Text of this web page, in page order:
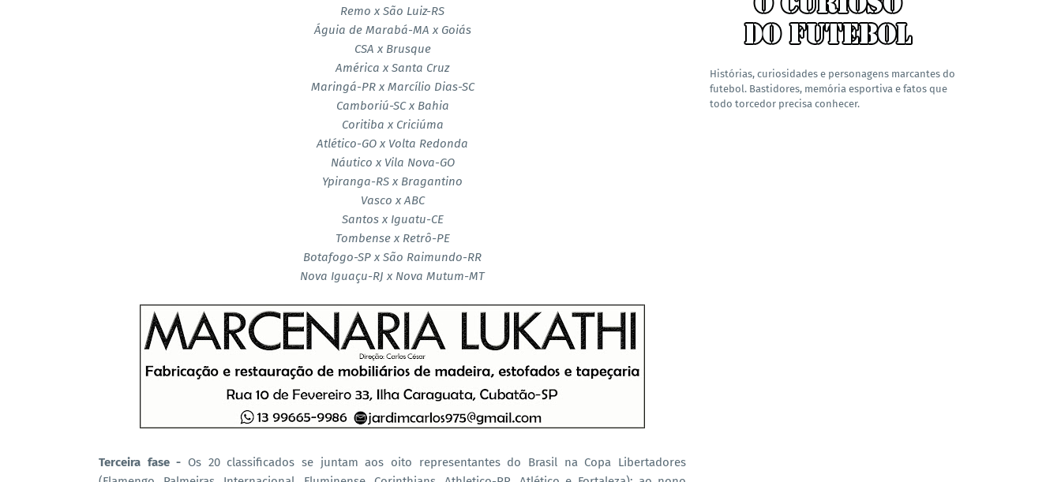
Remo x São Luiz-RS
Águia de Marabá-MA x Goiás
CSA x Brusque
América x Santa Cruz
Maringá-PR x Marcílio Dias-SC
Camboriú-SC x Bahia
Coritiba x Criciúma
Atlético-GO x Volta Redonda
Náutico x Vila Nova-GO
Ypiranga-RS x Bragantino
Vasco x ABC
Santos x Iguatu-CE
Tombense x Retrô-PE
Botafogo-SP x São Raimundo-RR
Nova Iguaçu-RJ x Nova Mutum-MT
Terceira fase - Os 20 classificados se juntam aos oito representantes do Brasil na Copa Libertadores
Histórias, curiosidades e personagens marcantes do
futebol. Bastidores, memória esportiva e fatos que
todo torcedor precisa conhecer.